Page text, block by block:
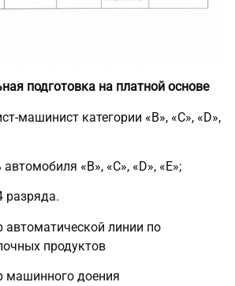
подготовка на платной основе
машинист категории «В», «С», «D»,
«B», «C», «D», «E»;
разряда.
автоматической линии по
продуктов
машинного доения